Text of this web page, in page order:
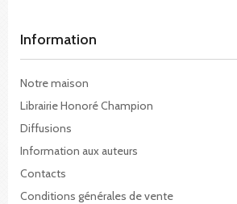
Information
Notre maison
Librairie Honoré Champion
Diffusions
Information aux auteurs
Contacts
Conditions générales de vente